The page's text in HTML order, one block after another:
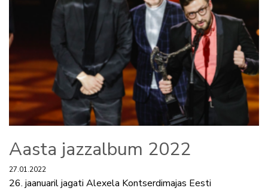
Aasta jazzalbum 2022
27.01.2022
26. jaanuaril jagati Alexela Kontserdimajas Eesti